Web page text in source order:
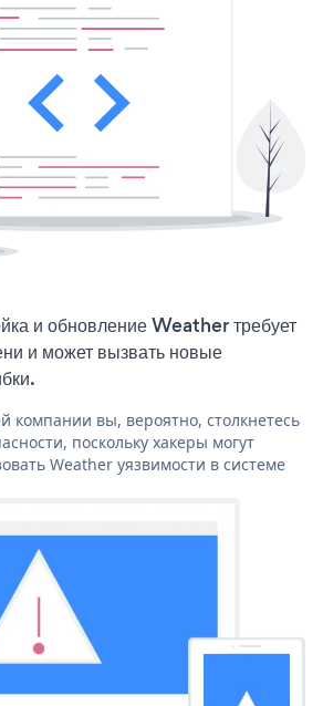
и обновление Weather требует
и может вызвать новые
компании вы, вероятно, столкнетесь
поскольку хакеры могут
Weather уязвимости в системе